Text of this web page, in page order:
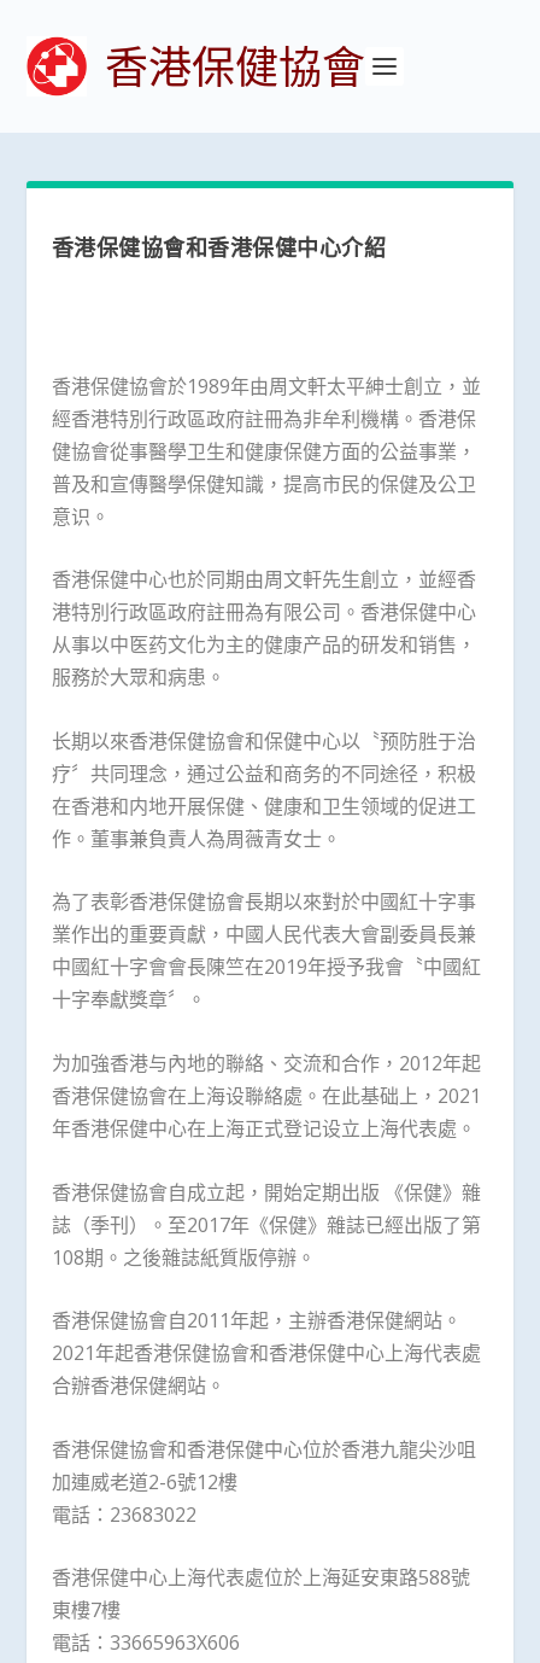
香港保健協會
香港保健協會和香港保健中心介紹
香港保健協會於1989年由周文軒太平紳士創立，並
經香港特別行政區政府註冊為非牟利機構。香港保
健協會從事醫學卫生和健康保健方面的公益事業，
普及和宣傳醫學保健知識，提高市民的保健及公卫
意识。
香港保健中心也於同期由周文軒先生創立，並經香
港特別行政區政府註冊為有限公司。香港保健中心
从事以中医药文化为主的健康产品的研发和销售，
服務於大眾和病患。
长期以來香港保健協會和保健中心以〝预防胜于治
疗〞共同理念，通过公益和商务的不同途径，积极
在香港和内地开展保健、健康和卫生领域的促进工
作。董事兼負責人為周薇青女士。
為了表彰香港保健協會長期以來對於中國紅十字事
業作出的重要貢獻，中國人民代表大會副委員長兼
中國紅十字會會長陳竺在2019年授予我會〝中國紅
十字奉獻獎章〞。
为加強香港与內地的聯絡、交流和合作，2012年起
香港保健協會在上海设聯絡處。在此基础上，2021
年香港保健中心在上海正式登记设立上海代表處。
香港保健協會自成立起，開始定期出版 《保健》雜
誌（季刊）。至2017年《保健》雜誌已經出版了第
108期。之後雜誌紙質版停辦。
香港保健協會自2011年起，主辦香港保健網站。
2021年起香港保健協會和香港保健中心上海代表處
合辦香港保健網站。
香港保健協會和香港保健中心位於香港九龍尖沙咀
加連威老道2-6號12樓
電話：23683022
香港保健中心上海代表處位於上海延安東路588號
東樓7樓
電話：33665963X606